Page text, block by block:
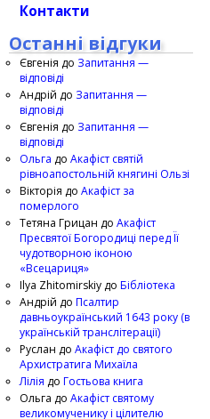
Контакти
Останні відгуки
Євгенія до Запитання —
відповіді
Андрій до Запитання —
відповіді
Євгенія до Запитання —
відповіді
Ольга до Акафіст святій
рівноапостольній княгині Ользі
Вікторія до Акафіст за
померлого
Тетяна Грицан до Акафіст
Пресвятої Богородиці перед Її
чудотворною іконою
«Всецариця»
Ilya Zhitomirskiy до Бібліотека
Андрій до Псалтир
давньоукраїнський 1643 року (в
українській транслітерації)
Руслан до Акафіст до святого
Архистратига Михаїла
Лілія до Гостьова книга
Ольга до Акафіст святому
великомученику і цілителю